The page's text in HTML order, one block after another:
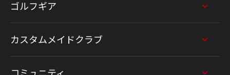
ゴルフギア
カスタムメイドクラブ